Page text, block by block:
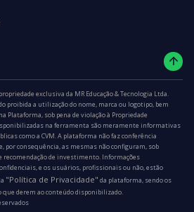
exclusiva da MR Educação & Tecnologia Ltda.
proibida a utilização do nome, marca ou logotipo, bem
Plataforma, sob pena de violação à Propriedade
na ferramenta são meramente informativas
como a CVM. A plataforma não faz conferência
por consequência, as mesmas não configuram, sob
de investimento. Informações
e os usuários, profissionais ou não, estão
"Política de Privacidade" da plataforma, sendo os
derem ao conteúdo disponibilizado.